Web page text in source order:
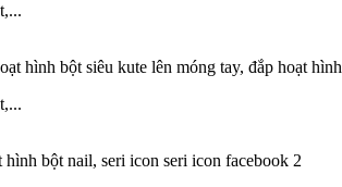
hình bột siêu kute lên móng tay, đắp hoạt
bột nail, seri icon seri icon facebook 2